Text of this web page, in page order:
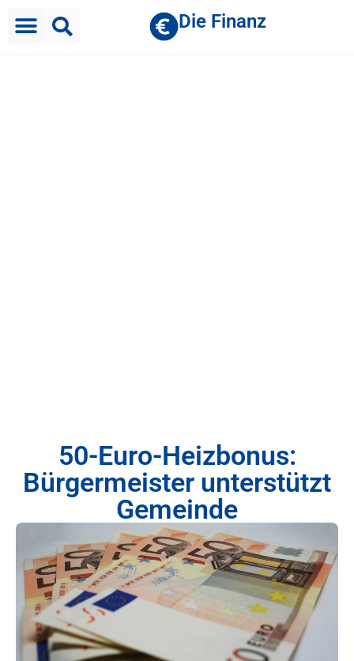
Die Finanz
50-Euro-Heizbonus:
Bürgermeister unterstützt
Gemeinde